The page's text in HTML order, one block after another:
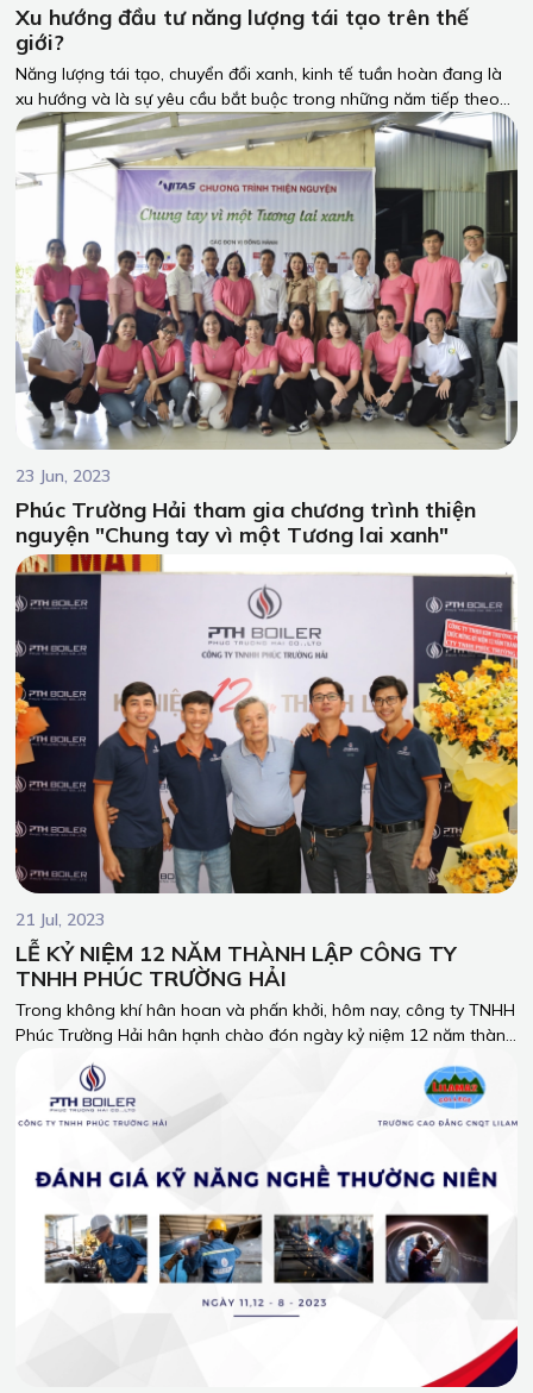
Xu hướng đầu tư năng lượng tái tạo trên thế
giới?
Năng lượng tái tạo, chuyển đổi xanh, kinh tế tuần hoàn đang là
xu hướng và là sự yêu cầu bắt buộc trong những năm tiếp theo
trong các hoạt độgn sản xuất và thương mai toàn cầu. Cùng
PTH Boiler tìm hiều về xu hứng này qua bài viết chi tiết sau.
23 Jun, 2023
Phúc Trường Hải tham gia chương trình thiện
nguyện "Chung tay vì một Tương lai xanh"
21 Jul, 2023
LỄ KỶ NIỆM 12 NĂM THÀNH LẬP CÔNG TY
TNHH PHÚC TRƯỜNG HẢI
Trong không khí hân hoan và phấn khởi, hôm nay, công ty TNHH
Phúc Trường Hải hân hạnh chào đón ngày kỷ niệm 12 năm thành
lập. Đây là cột mốc quan trọng, đáng tự hào trong hành trình
chinh phục thành công và đóng góp cho sự phát triển của
ngành công nghiệp lò hơi tại Việt Nam.